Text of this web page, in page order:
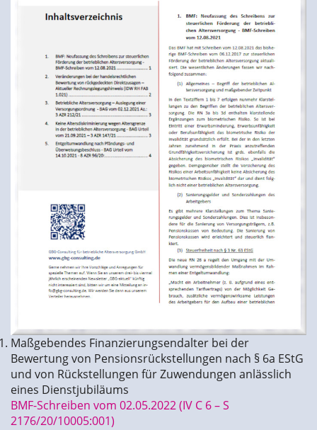
Maßgebendes Finanzierungsendalter bei der
Bewertung von Pensionsrückstellungen nach § 6a EStG
und von Rückstellungen für Zuwendungen anlässlich
eines Dienstjubiläums
BMF-Schreiben vom 02.05.2022 (IV C 6 – S
2176/20/10005:001)